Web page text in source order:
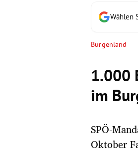
Wählen
Burgenland
1.000
im
SPÖ-
Oktober